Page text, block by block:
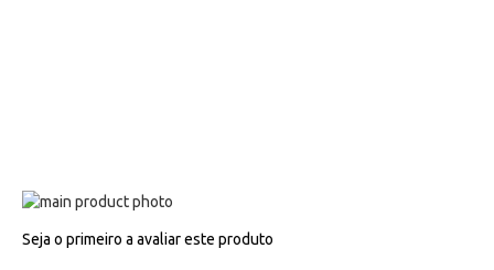
Salte
o
para
Seja o primeiro a avaliar este produto